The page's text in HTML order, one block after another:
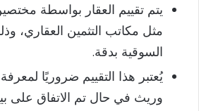
يتم تقييم العقار بواسطة
مثل مكاتب التثمين العقاري،
السوقية بدقة.
يُعتبر هذا التقييم ضروريًا
وريث في حال تم الاتفاق على